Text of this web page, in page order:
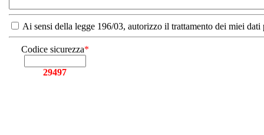
Ai sensi della legge 196/03, autorizzo il trattamento dei miei
Codice sicurezza*
29497